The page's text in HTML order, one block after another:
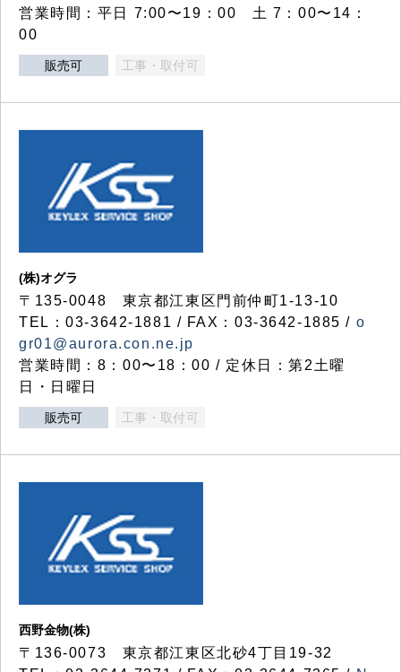
営業時間：平日 7:00〜19：00 土 7：00〜14：
00
販売可 工事・取付可
(株)オグラ
〒135-0048 東京都江東区門前仲町1-13-10
TEL：03-3642-1881 / FAX：03-3642-1885 / o
gr01@aurora.con.ne.jp
営業時間：8：00〜18：00 / 定休日：第2土曜
日・日曜日
販売可 工事・取付可
西野金物(株)
〒136-0073 東京都江東区北砂4丁目19-32